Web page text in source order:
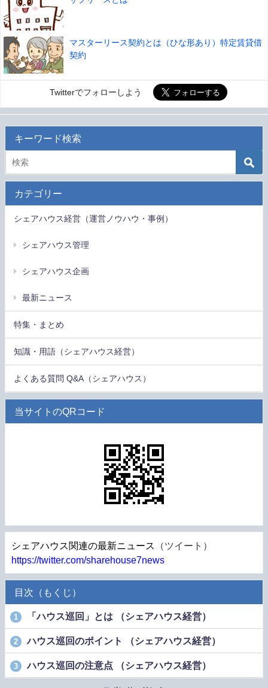
マスターリース契約とは（ひな形あり）特定賃貸借
契約
Twitterでフォローしよう
キーワード検索
カテゴリー
シェアハウス経営（運営ノウハウ・事例）
シェアハウス管理
シェアハウス企画
最新ニュース
特集・まとめ
知識・用語（シェアハウス経営）
よくある質問 Q&A（シェアハウス）
当サイトのQRコード
シェアハウス関連の最新ニュース
（ツイート）
https://twitter.com/sharehouse7news
目次（もくじ）
1 「ハウス巡回」とは （シェアハウス経営）
2 ハウス巡回のポイント （シェアハウス経営）
3 ハウス巡回の注意点 （シェアハウス経営）